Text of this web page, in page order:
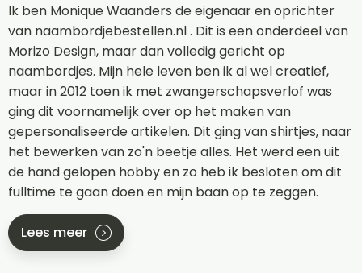
Ik ben Monique Waanders de eigenaar en oprichter
van naambordjebestellen.nl . Dit is een onderdeel van
Morizo Design, maar dan volledig gericht op
naambordjes. Mijn hele leven ben ik al wel creatief,
maar in 2012 toen ik met zwangerschapsverlof was
ging dit voornamelijk over op het maken van
gepersonaliseerde artikelen. Dit ging van shirtjes, naar
het bewerken van zo'n beetje alles. Het werd een uit
de hand gelopen hobby en zo heb ik besloten om dit
fulltime te gaan doen en mijn baan op te zeggen.
Lees meer